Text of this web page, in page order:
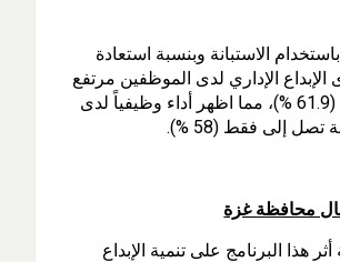
موظفي الشركة في مسح شامل لعدد (151) موظف باستخدام الاستبانة وبنسبة استعادة
الإداري لدى الموظفين مرتفع
جدا بنسبة تصل إلى(80.5 %) وأن الإدارة تستخدم وأساليب تعزز الإبداع بنسبة متوسطة (61.9 %)، مما اظهر أداء وظيفياً لدى
إلى فقط (58 %).
هذا البرنامج على تنمية الإبداع